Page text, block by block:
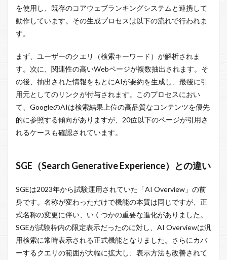
を使用し、既存のコアウェブランキングシステムと連携して
動作しています。その生成プロセスは以下の流れで行われま
す。
まず、ユーザーのクエリ（検索キーワード）が解析されま
す。次に、関連性の高いWebページが複数抽出されます。そ
の後、抽出された情報をもとにAIが要約を生成し、最後に引
用元としてのリンクが付与されます。このプロセスにおい
て、GoogleのAIは検索結果上位の高品質なコンテンツを優先
的に参照する傾向がありますが、20位以下のページが引用さ
れるケースも確認されています。
SGE（Search Generative Experience）との違い
SGEは2023年から試験運用されていた「AI Overview」の前
身です。名称が変わっただけで機能の本質は同じですが、正
式名称の変更に伴い、いくつかの重要な進化がありました。
SGEが試験枠内の限定表示だったのに対し、AI Overviewは汎
用検索に常時表示される正式機能となりました。さらにカバ
ーするクエリの範囲が大幅に拡大し、表示方法も改善されて